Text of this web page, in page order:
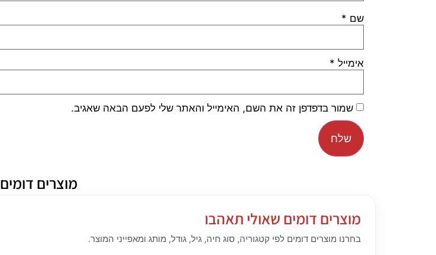
שם *
אימייל *
שמור בדפדפן זה את השם, האימייל והאתר שלי לפעם הבאה שאגיב.
מוצרים דומים
מוצרים דומים שאולי תאהבו
בחרנו מוצרים דומים לפי קטגוריה, סוג חיה, גיל, גודל, מותג ומאפייני המוצר.